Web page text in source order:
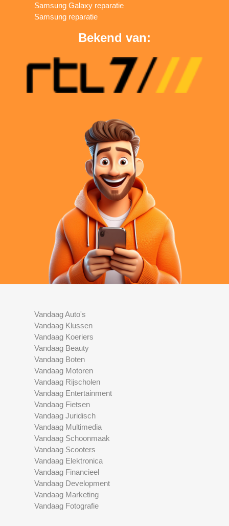
Samsung Galaxy reparatie
Samsung reparatie
Bekend van:
Vandaag Auto's
Vandaag Klussen
Vandaag Koeriers
Vandaag Beauty
Vandaag Boten
Vandaag Motoren
Vandaag Rijscholen
Vandaag Entertainment
Vandaag Fietsen
Vandaag Juridisch
Vandaag Multimedia
Vandaag Schoonmaak
Vandaag Scooters
Vandaag Elektronica
Vandaag Financieel
Vandaag Development
Vandaag Marketing
Vandaag Fotografie